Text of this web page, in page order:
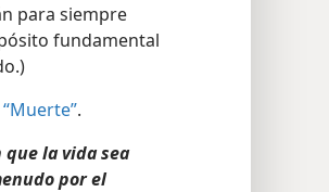
para siempre
fundamental
.
la vida sea
por el